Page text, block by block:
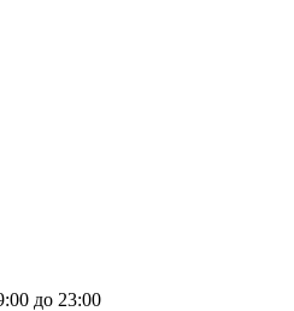
до 23:00